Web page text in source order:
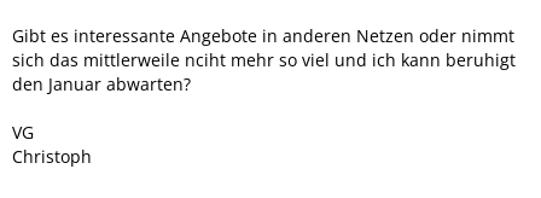
Gibt es interessante Angebote in anderen Netzen oder nimmt
sich das mittlerweile nciht mehr so viel und ich kann beruhigt
den Januar abwarten?
VG
Christoph